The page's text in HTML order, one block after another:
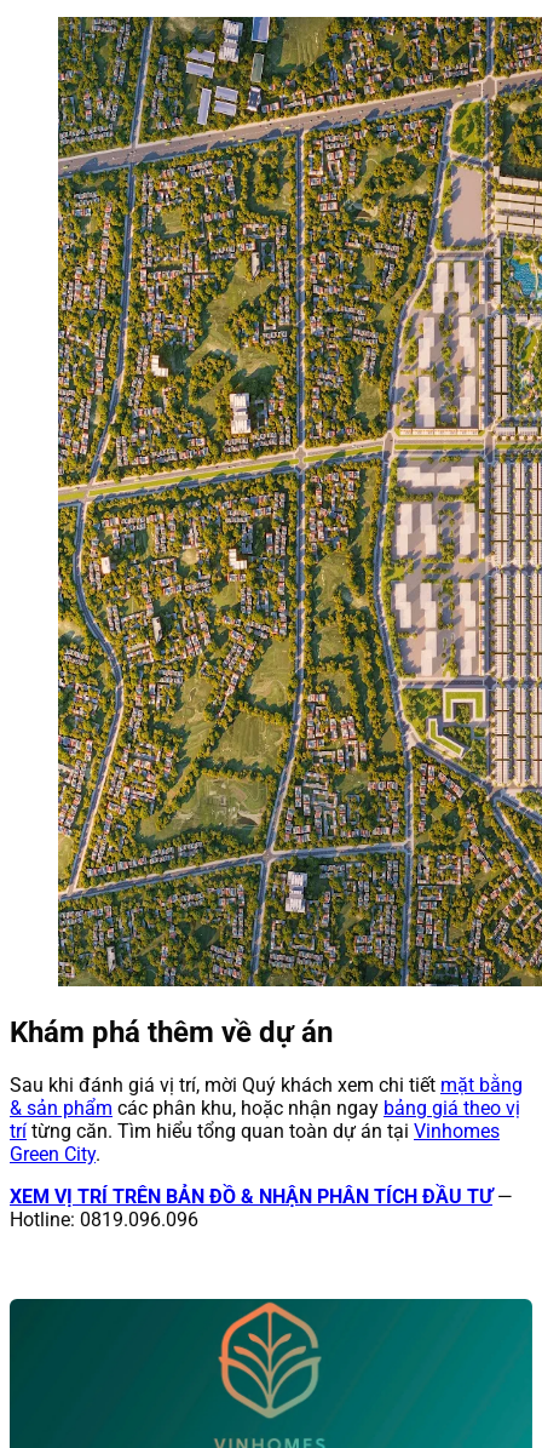
Khám phá thêm về dự án
Sau khi đánh giá vị trí, mời Quý khách xem chi tiết mặt bằng
& sản phẩm các phân khu, hoặc nhận ngay bảng giá theo vị
trí từng căn. Tìm hiểu tổng quan toàn dự án tại Vinhomes
Green City.
XEM VỊ TRÍ TRÊN BẢN ĐỒ & NHẬN PHÂN TÍCH ĐẦU TƯ—
Hotline: 0819.096.096